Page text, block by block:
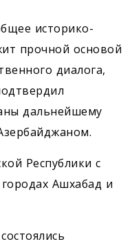
историко-
прочной основой
диалога,
дальнейшему
Республики с
Ашхабад и